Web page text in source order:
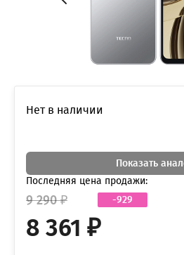
Нет в наличии
Показать
Последняя цена продажи:
-929
9 290 ₽
8 361 ₽